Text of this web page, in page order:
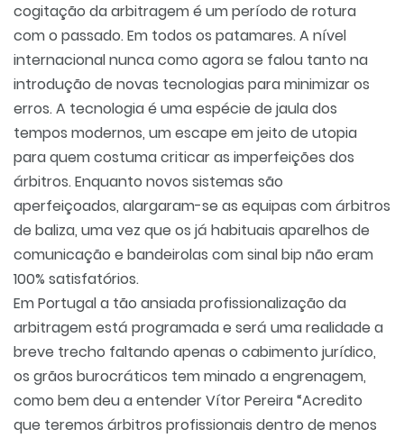
cogitação da arbitragem é um período de rotura
com o passado. Em todos os patamares. A nível
internacional nunca como agora se falou tanto na
introdução de novas tecnologias para minimizar os
erros. A tecnologia é uma espécie de jaula dos
tempos modernos, um escape em jeito de utopia
para quem costuma criticar as imperfeições dos
árbitros. Enquanto novos sistemas são
aperfeiçoados, alargaram-se as equipas com árbitros
de baliza, uma vez que os já habituais aparelhos de
comunicação e bandeirolas com sinal bip não eram
100% satisfatórios.
Em Portugal a tão ansiada profissionalização da
arbitragem está programada e será uma realidade a
breve trecho faltando apenas o cabimento jurídico,
os grãos burocráticos tem minado a engrenagem,
como bem deu a entender Vítor Pereira “Acredito
que teremos árbitros profissionais dentro de menos